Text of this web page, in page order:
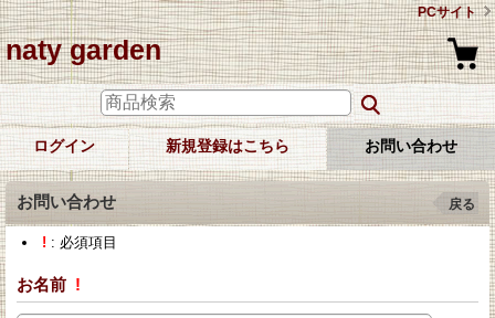
PCサイト
naty garden
ログイン 新規登録はこちら お問い合わせ
お問い合わせ 戻る
! : 必須項目
お名前 !